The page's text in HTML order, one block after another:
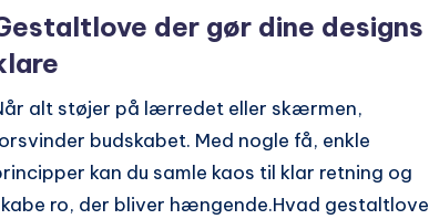
der gør dine designs
alt støjer på lærredet eller skærmen,
budskabet. Med nogle få, enkle
kan du samle kaos til klar retning og
ro, der bliver hængende.Hvad gestaltlove